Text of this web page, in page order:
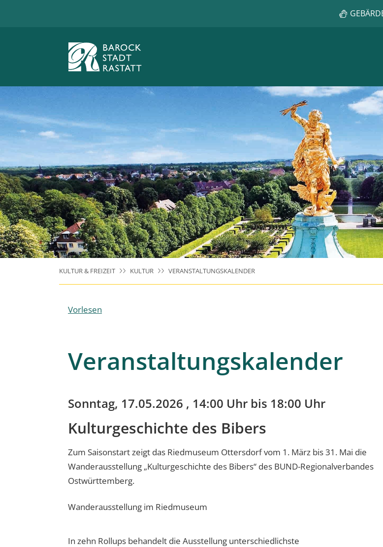
KULTUR & FREIZEIT KULTUR VERANSTALTUNGSKALENDER
Vorlesen
Veranstaltungskalender
Sonntag, 17.05.2026 , 14:00 Uhr bis 18:00 Uhr
Kulturgeschichte des Bibers
Zum Saisonstart zeigt das Riedmuseum Ottersdorf vom 1. März bis 31. Mai die
Wanderausstellung „Kulturgeschichte des Bibers“ des BUND-Regionalverbandes
Ostwürttemberg.
Wanderausstellung im Riedmuseum
In zehn Rollups behandelt die Ausstellung unterschiedlichste